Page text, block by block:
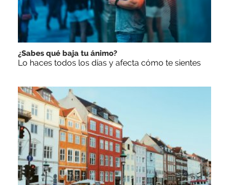
¿Sabes qué baja tu ánimo?
Lo haces todos los días y afecta cómo te sientes